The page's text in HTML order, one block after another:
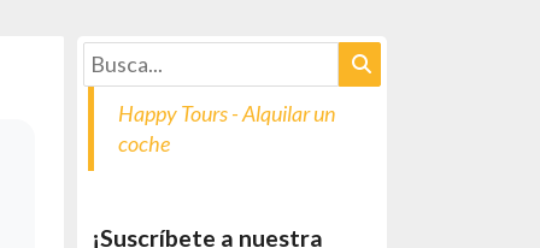
Happy Tours - Alquilar un
coche
¡Suscríbete a nuestra